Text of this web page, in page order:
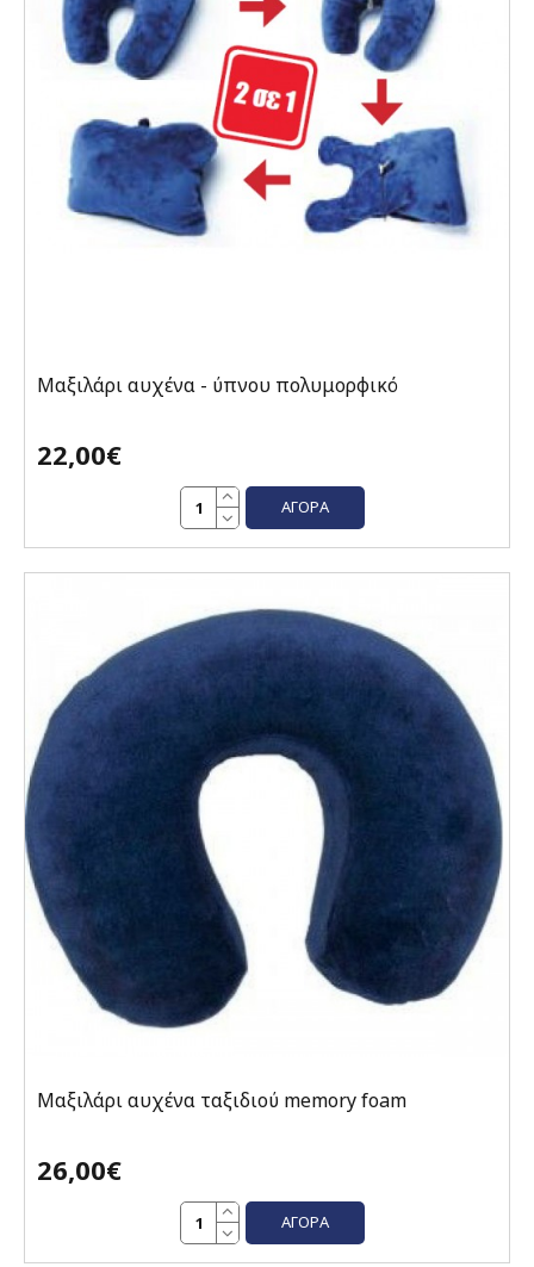
Μαξιλάρι αυχένα - ύπνου πολυμορφικό
22,00€
ΑΓΟΡΆ
Μαξιλάρι αυχένα ταξιδιού memory foam
26,00€
ΑΓΟΡΆ